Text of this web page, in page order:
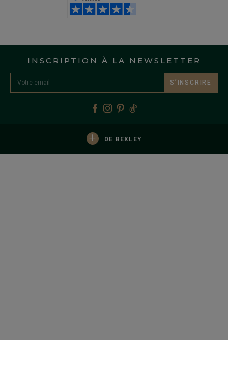
INSCRIPTION À LA NEWSLETTER
S’INSCRIRE
+ DE BEXLEY